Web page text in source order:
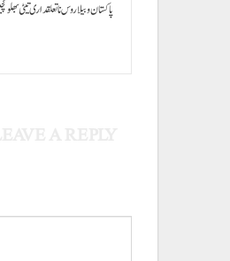
پاکستان و بیلاروس نا تعلقداری تیٹی